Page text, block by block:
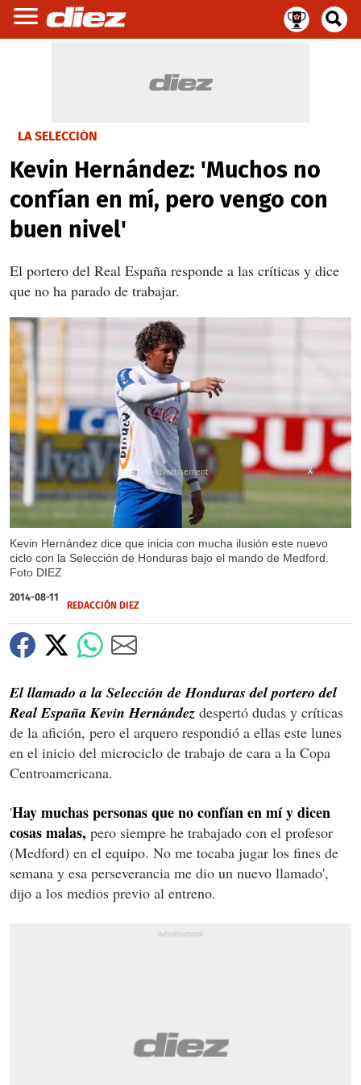
LA SELECCIÓN
Kevin Hernández: 'Muchos no
confían en mí, pero vengo con
buen nivel'
El portero del Real España responde a las críticas y dice
que no ha parado de trabajar.
Kevin Hernández dice que inicia con mucha ilusión este nuevo
ciclo con la Selección de Honduras bajo el mando de Medford.
Foto DIEZ
X
2014-08-11
REDACCIÓN DIEZ
El llamado a la Selección de Honduras del portero del
Real España Kevin Hernández despertó dudas y críticas
de la afición, pero el arquero respondió a ellas este lunes
en el inicio del microciclo de trabajo de cara a la Copa
Centroamericana.
'Hay muchas personas que no confían en mí y dicen
cosas malas, pero siempre he trabajado con el profesor
(Medford) en el equipo. No me tocaba jugar los fines de
semana y esa perseverancia me dio un nuevo llamado',
dijo a los medios previo al entreno.